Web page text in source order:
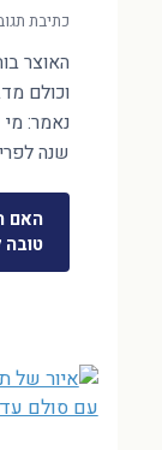
כתיבת
האוצר
וכולם
שנה
האם
טובה